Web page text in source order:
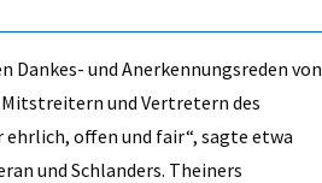
Dankes- und Anerkennungsreden von
und Vertretern des
offen und fair“, sagte etwa
und Schlanders. Theiners